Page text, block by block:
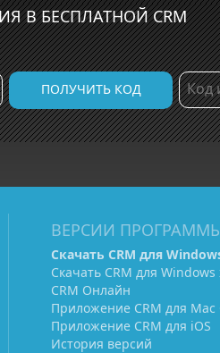
В БЕСПЛАТНОЙ CRM
ВЕРСИИ
Скачать CRM для
Скачать CRM для Windows
CRM Онлайн
Приложение CRM для Mac
Приложение CRM для iOS
История версий